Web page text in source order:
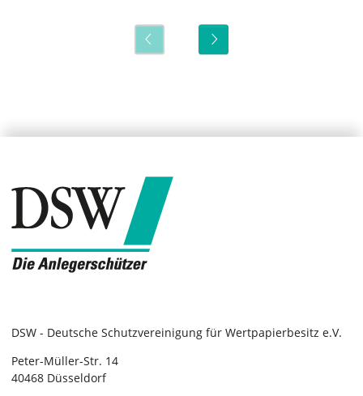
DSW - Deutsche Schutzvereinigung für Wertpapierbesitz e.V.
Peter-Müller-Str. 14
40468 Düsseldorf